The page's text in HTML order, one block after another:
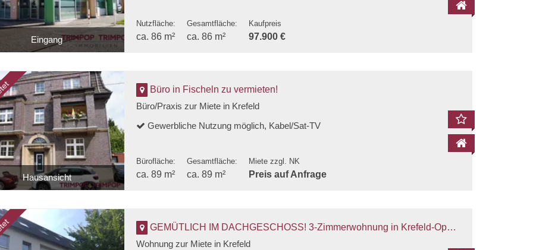
Eingang Seitenansicht 1
Nutzfläche:
ca. 86 m²
Gesamtfläche:
ca. 86 m²
Kaufpreis
97.900 €
Hausansicht Eingang Büro vorne links 1
Büro in Fischeln zu vermieten!
Büro/Praxis zur Miete in Krefeld
Gewerbliche Nutzung möglich, Kabel/Sat-TV
Bürofläche:
ca. 89 m²
Gesamtfläche:
ca. 89 m²
Miete zzgl. NK
Preis auf Anfrage
GEMÜTLICH IM DACHGESCHOSS! 3-Zimmerwohnung in Krefeld-Oppum zu vermieten!
Wohnung zur Miete in Krefeld